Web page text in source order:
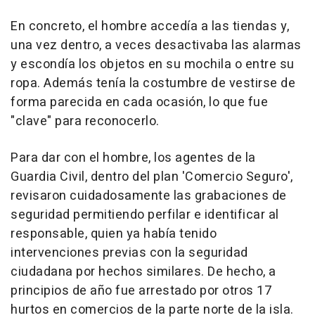
En concreto, el hombre accedía a las tiendas y,
una vez dentro, a veces desactivaba las alarmas
y escondía los objetos en su mochila o entre su
ropa. Además tenía la costumbre de vestirse de
forma parecida en cada ocasión, lo que fue
"clave" para reconocerlo.
Para dar con el hombre, los agentes de la
Guardia Civil, dentro del plan 'Comercio Seguro',
revisaron cuidadosamente las grabaciones de
seguridad permitiendo perfilar e identificar al
responsable, quien ya había tenido
intervenciones previas con la seguridad
ciudadana por hechos similares. De hecho, a
principios de año fue arrestado por otros 17
hurtos en comercios de la parte norte de la isla.